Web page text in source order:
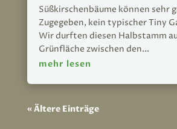
Süßkirschenbäume können sehr
Zugegeben, kein typischer Tiny
Wir durften diesen Halbstamm
Grünfläche zwischen den...
mehr lesen
« Ältere Einträge